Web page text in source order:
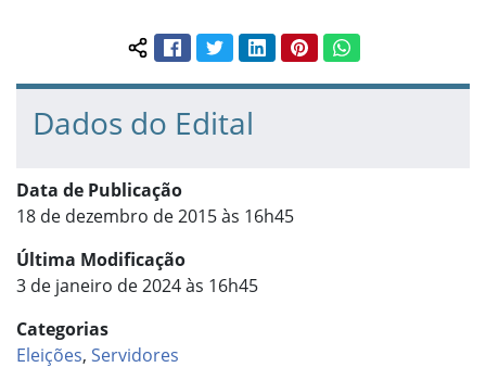
Compartilhar conteúdo:
FacebookTwitterLinkedInPinterestWhatsApp
Dados do Edital
Data de Publicação
18 de dezembro de 2015 às 16h45
Última Modificação
3 de janeiro de 2024 às 16h45
Categorias
Eleições, Servidores